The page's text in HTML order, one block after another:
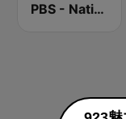
PBS - National Transportation